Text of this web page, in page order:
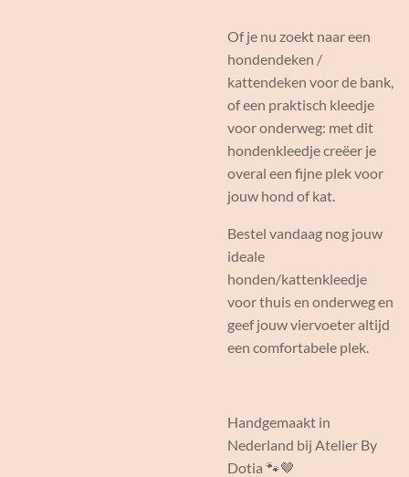
Of je nu zoekt naar een
hondendeken /
kattendeken voor de bank,
of een praktisch kleedje
voor onderweg: met dit
hondenkleedje creëer je
overal een fijne plek voor
jouw hond of kat.
Bestel vandaag nog jouw
ideale
honden/kattenkleedje
voor thuis en onderweg en
geef jouw viervoeter altijd
een comfortabele plek.
Handgemaakt in
Nederland bij Atelier By
Dotia 🐾🤎